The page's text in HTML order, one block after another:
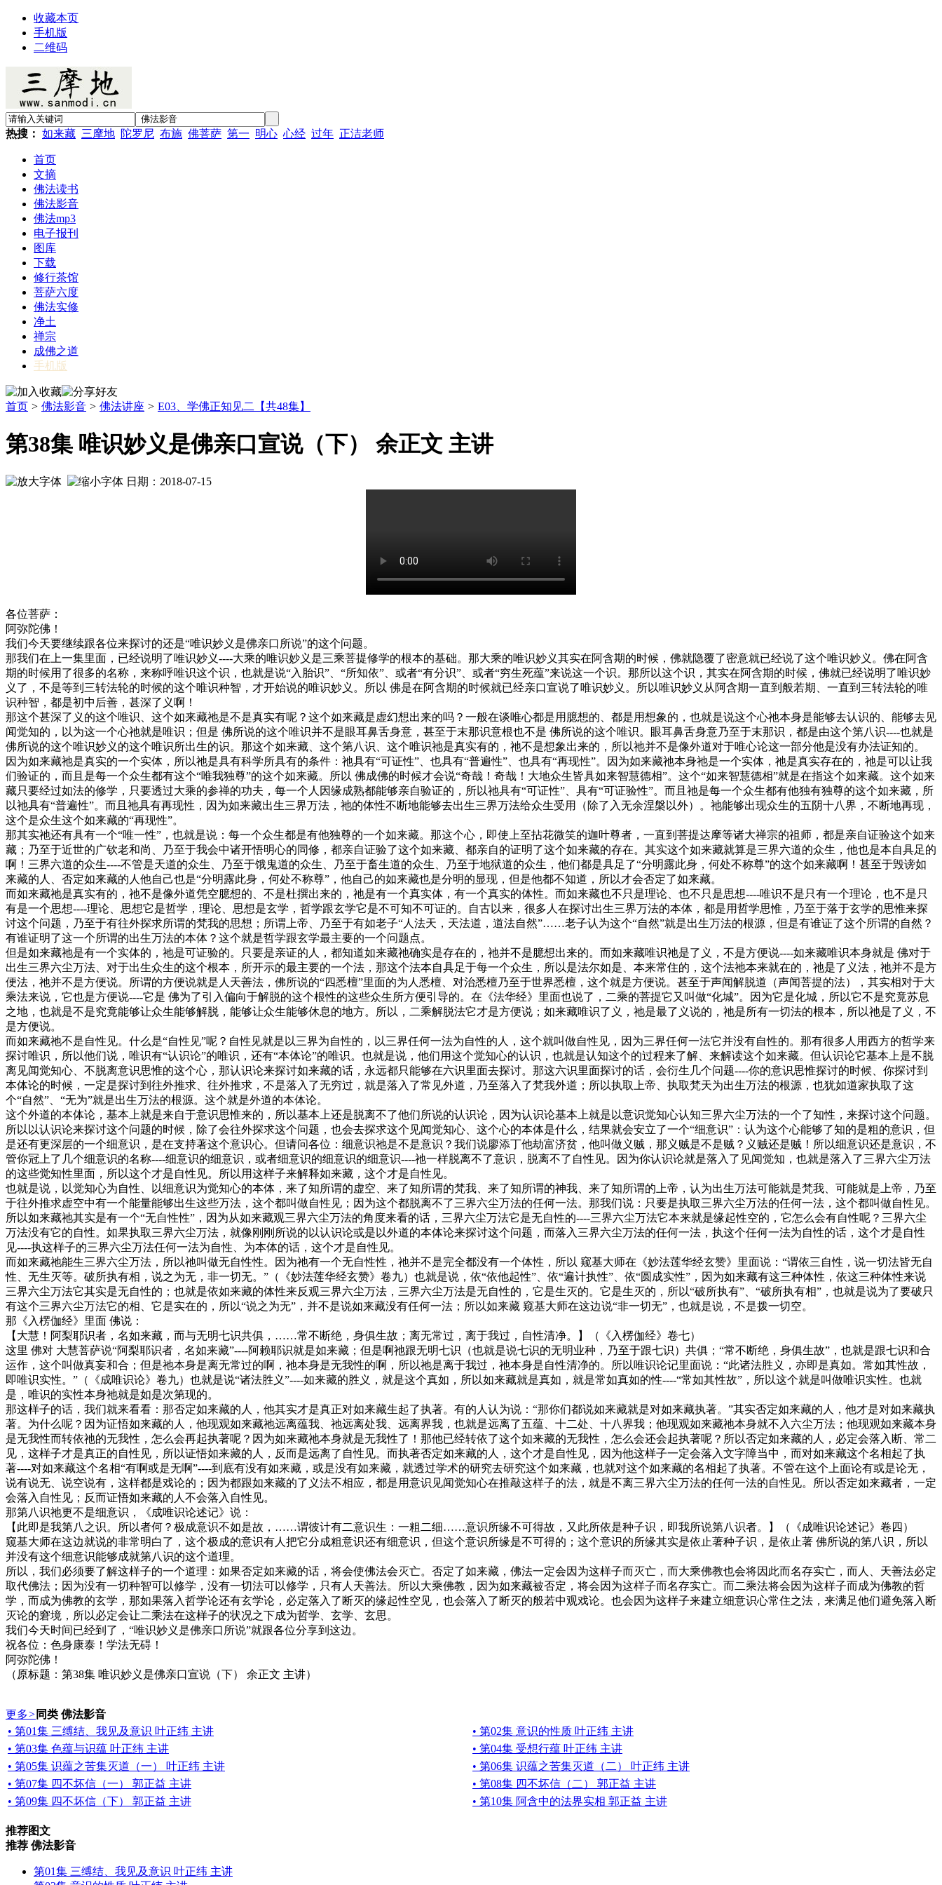
收藏本页
手机版
二维码
热搜： 如来藏 三摩地 陀罗尼 布施 佛菩萨 第一 明心 心经 过年 正洁老师
首页
文摘
佛法读书
佛法影音
佛法mp3
电子报刊
图库
下载
修行茶馆
菩萨六度
佛法实修
净土
禅宗
成佛之道
手机版
首页 > 佛法影音 > 佛法讲座 > E03、学佛正知见二【共48集】
第38集 唯识妙义是佛亲口宣说（下） 余正文 主讲
日期：2018-07-15
各位菩萨：
阿弥陀佛！
我们今天要继续跟各位来探讨的还是“唯识妙义是佛亲口所说”的这个问题。
那我们在上一集里面，已经说明了唯识妙义----大乘的唯识妙义是三乘菩提修学的根本的基础。那大乘的唯识妙义其实在阿含期的时候，佛就隐覆了密意就已经说了这个唯识妙义。佛在阿含
期的时候用了很多的名称，来称呼唯识这个识，也就是说“入胎识”、“所知依”、或者“有分识”、或者“穷生死蕴”来说这一个识。那所以这个识，其实在阿含期的时候，佛就已经说明了唯识妙
义了，不是等到三转法轮的时候的这个唯识种智，才开始说的唯识妙义。所以 佛是在阿含期的时候就已经亲口宣说了唯识妙义。所以唯识妙义从阿含期一直到般若期、一直到三转法轮的唯
识种智，都是初中后善，甚深了义啊！
那这个甚深了义的这个唯识、这个如来藏祂是不是真实有呢？这个如来藏是虚幻想出来的吗？一般在谈唯心都是用臆想的、都是用想象的，也就是说这个心祂本身是能够去认识的、能够去见
闻觉知的，以为这一个心祂就是唯识；但是 佛所说的这个唯识并不是眼耳鼻舌身意，甚至于末那识意根也不是 佛所说的这个唯识。眼耳鼻舌身意乃至于末那识，都是由这个第八识----也就是
佛所说的这个唯识妙义的这个唯识所出生的识。那这个如来藏、这个第八识、这个唯识祂是真实有的，祂不是想象出来的，所以祂并不是像外道对于唯心论这一部分他是没有办法证知的。
因为如来藏祂是真实的一个实体，所以祂是具有科学所具有的条件：祂具有“可证性”、也具有“普遍性”、也具有“再现性”。因为如来藏祂本身祂是一个实体，祂是真实存在的，祂是可以让我
们验证的，而且是每一个众生都有这个“唯我独尊”的这个如来藏。所以 佛成佛的时候才会说“奇哉！奇哉！大地众生皆具如来智慧德相”。这个“如来智慧德相”就是在指这个如来藏。这个如来
藏只要经过如法的修学，只要透过大乘的参禅的功夫，每一个人因缘成熟都能够亲自验证的，所以祂具有“可证性”、具有“可证验性”。而且祂是每一个众生都有他独有独尊的这个如来藏，所
以祂具有“普遍性”。而且祂具有再现性，因为如来藏出生三界万法，祂的体性不断地能够去出生三界万法给众生受用（除了入无余涅槃以外）。祂能够出现众生的五阴十八界，不断地再现，
这个是众生这个如来藏的“再现性”。
那其实祂还有具有一个“唯一性”，也就是说：每一个众生都是有他独尊的一个如来藏。那这个心，即使上至拈花微笑的迦叶尊者，一直到菩提达摩等诸大禅宗的祖师，都是亲自证验这个如来
藏；乃至于近世的广钦老和尚、乃至于我会中诸开悟明心的同修，都亲自证验了这个如来藏、都亲自的证明了这个如来藏的存在。其实这个如来藏就算是三界六道的众生，他也是本自具足的
啊！三界六道的众生----不管是天道的众生、乃至于饿鬼道的众生、乃至于畜生道的众生、乃至于地狱道的众生，他们都是具足了“分明露此身，何处不称尊”的这个如来藏啊！甚至于毁谤如
来藏的人、否定如来藏的人他自己也是“分明露此身，何处不称尊”，他自己的如来藏也是分明的显现，但是他都不知道，所以才会否定了如来藏。
而如来藏祂是真实有的，祂不是像外道凭空臆想的、不是杜撰出来的，祂是有一个真实体，有一个真实的体性。而如来藏也不只是理论、也不只是思想----唯识不是只有一个理论，也不是只
有是一个思想----理论、思想它是哲学，理论、思想是玄学，哲学跟玄学它是不可知不可证的。自古以来，很多人在探讨出生三界万法的本体，都是用哲学思惟，乃至于落于玄学的思惟来探
讨这个问题，乃至于有往外探求所谓的梵我的思想；所谓上帝、乃至于有如老子“人法天，天法道，道法自然”……老子认为这个“自然”就是出生万法的根源，但是有谁证了这个所谓的自然？
有谁证明了这一个所谓的出生万法的本体？这个就是哲学跟玄学最主要的一个问题点。
但是如来藏祂是有一个实体的，祂是可证验的。只要是亲证的人，都知道如来藏祂确实是存在的，祂并不是臆想出来的。而如来藏唯识祂是了义，不是方便说----如来藏唯识本身就是 佛对于
出生三界六尘万法、对于出生众生的这个根本，所开示的最主要的一个法，那这个法本自具足于每一个众生，所以是法尔如是、本来常住的，这个法祂本来就在的，祂是了义法，祂并不是方
便法，祂并不是方便说。所谓的方便说就是人天善法，佛所说的“四悉檀”里面的为人悉檀、对治悉檀乃至于世界悉檀，这个就是方便说。甚至于声闻解脱道（声闻菩提的法），其实相对于大
乘法来说，它也是方便说----它是 佛为了引入偏向于解脱的这个根性的这些众生所方便引导的。在《法华经》里面也说了，二乘的菩提它又叫做“化城”。因为它是化城，所以它不是究竟苏息
之地，也就是不是究竟能够让众生能够解脱，能够让众生能够休息的地方。所以，二乘解脱法它才是方便说；如来藏唯识了义，祂是最了义说的，祂是所有一切法的根本，所以祂是了义，不
是方便说。
而如来藏祂不是自性见。什么是“自性见”呢？自性见就是以三界为自性的，以三界任何一法为自性的人，这个就叫做自性见，因为三界任何一法它并没有自性的。那有很多人用西方的哲学来
探讨唯识，所以他们说，唯识有“认识论”的唯识，还有“本体论”的唯识。也就是说，他们用这个觉知心的认识，也就是认知这个的过程来了解、来解读这个如来藏。但认识论它基本上是不脱
离见闻觉知心、不脱离意识思惟的这个心，那认识论来探讨如来藏的话，永远都只能够在六识里面去探讨。那这六识里面探讨的话，会衍生几个问题----你的意识思惟探讨的时候、你探讨到
本体论的时候，一定是探讨到往外推求、往外推求，不是落入了无穷过，就是落入了常见外道，乃至落入了梵我外道；所以执取上帝、执取梵天为出生万法的根源，也犹如道家执取了这
个“自然”、“无为”就是出生万法的根源。这个就是外道的本体论。
这个外道的本体论，基本上就是来自于意识思惟来的，所以基本上还是脱离不了他们所说的认识论，因为认识论基本上就是以意识觉知心认知三界六尘万法的一个了知性，来探讨这个问题。
所以以认识论来探讨这个问题的时候，除了会往外探求这个问题，也会去探求这个见闻觉知心、这个心的本体是什么，结果就会安立了一个“细意识”：认为这个心能够了知的是粗的意识，但
是还有更深层的一个细意识，是在支持著这个意识心。但请问各位：细意识祂是不是意识？我们说廖添丁他劫富济贫，他叫做义贼，那义贼是不是贼？义贼还是贼！所以细意识还是意识，不
管你冠上了几个细意识的名称----细意识的细意识，或者细意识的细意识的细意识----祂一样脱离不了意识，脱离不了自性见。因为你认识论就是落入了见闻觉知，也就是落入了三界六尘万法
的这些觉知性里面，所以这个才是自性见。所以用这样子来解释如来藏，这个才是自性见。
也就是说，以觉知心为自性、以细意识为觉知心的本体，来了知所谓的虚空、来了知所谓的梵我、来了知所谓的神我、来了知所谓的上帝，认为出生万法可能就是梵我、可能就是上帝，乃至
于往外推求虚空中有一个能量能够出生这些万法，这个都叫做自性见；因为这个都脱离不了三界六尘万法的任何一法。那我们说：只要是执取三界六尘万法的任何一法，这个都叫做自性见。
所以如来藏祂其实是有一个“无自性性”，因为从如来藏观三界六尘万法的角度来看的话，三界六尘万法它是无自性的----三界六尘万法它本来就是缘起性空的，它怎么会有自性呢？三界六尘
万法没有它的自性。如果执取三界六尘万法，就像刚刚所说的以认识论或是以外道的本体论来探讨这个问题，而落入三界六尘万法的任何一法，执这个任何一法为自性的话，这个才是自性
见----执这样子的三界六尘万法任何一法为自性、为本体的话，这个才是自性见。
而如来藏祂能生三界六尘万法，所以祂叫做无自性性。因为祂有一个无自性性，祂并不是完全都没有一个体性，所以 窥基大师在《妙法莲华经玄赞》里面说：“谓依三自性，说一切法皆无自
性、无生灭等。破所执有相，说之为无，非一切无。”（《妙法莲华经玄赞》卷九）也就是说，依“依他起性”、依“遍计执性”、依“圆成实性”，因为如来藏有这三种体性，依这三种体性来说
三界六尘万法它其实是无自性的；也就是依如来藏的体性来反观三界六尘万法，三界六尘万法是无自性的，它是生灭的。它是生灭的，所以“破所执有”、“破所执有相”，也就是说为了要破只
有这个三界六尘万法它的相、它是实在的，所以“说之为无”，并不是说如来藏没有任何一法；所以如来藏 窥基大师在这边说“非一切无”，也就是说，不是拨一切空。
那《入楞伽经》里面 佛说：
【大慧！阿梨耶识者，名如来藏，而与无明七识共俱，……常不断绝，身俱生故；离无常过，离于我过，自性清净。】（《入楞伽经》卷七）
这里 佛对 大慧菩萨说“阿梨耶识者，名如来藏”----阿赖耶识就是如来藏；但是啊祂跟无明七识（也就是说七识的无明业种，乃至于跟七识）共俱；“常不断绝，身俱生故”，也就是跟七识和合
运作，这个叫做真妄和合；但是祂本身是离无常过的啊，祂本身是无我性的啊，所以祂是离于我过，祂本身是自性清净的。所以唯识论记里面说：“此诸法胜义，亦即是真如。常如其性故，
即唯识实性。”（《成唯识论》卷九）也就是说“诸法胜义”----如来藏的胜义，就是这个真如，所以如来藏就是真如，就是常如真如的性----“常如其性故”，所以这个就是叫做唯识实性。也就
是，唯识的实性本身祂就是如是次第现的。
那这样子的话，我们就来看看：那否定如来藏的人，他其实才是真正对如来藏生起了执著。有的人认为说：“那你们都说如来藏就是对如来藏执著。”其实否定如来藏的人，他才是对如来藏执
著。为什么呢？因为证悟如来藏的人，他现观如来藏祂远离蕴我、祂远离处我、远离界我，也就是远离了五蕴、十二处、十八界我；他现观如来藏祂本身就不入六尘万法；他现观如来藏本身
是无我性而转依祂的无我性，怎么会再起执著呢？因为如来藏祂本身就是无我性了！那他已经转依了这个如来藏的无我性，怎么会还会起执著呢？所以否定如来藏的人，必定会落入断、常二
见，这样子才是真正的自性见，所以证悟如来藏的人，反而是远离了自性见。而执著否定如来藏的人，这个才是自性见，因为他这样子一定会落入文字障当中，而对如来藏这个名相起了执
著----对如来藏这个名相“有啊或是无啊”----到底有没有如来藏，或是没有如来藏，就透过学术的研究去研究这个如来藏，也就对这个如来藏的名相起了执著。不管在这个上面论有或是论无，
说有说无、说空说有，这样都是戏论的；因为都跟如来藏的了义法不相应，都是用意识见闻觉知心在推敲这样子的法，就是不离三界六尘万法的任何一法的自性见。所以否定如来藏者，一定
会落入自性见；反而证悟如来藏的人不会落入自性见。
那第八识祂更不是细意识，《成唯识论述记》说：
【此即是我第八之识。所以者何？极成意识不如是故，……谓彼计有二意识生：一粗二细……意识所缘不可得故，又此所依是种子识，即我所说第八识者。】（《成唯识论述记》卷四）
窥基大师在这边就说的非常明白了，这个极成的意识有人把它分成粗意识还有细意识，但这个意识所缘是不可得的；这个意识的所缘其实是依止著种子识，是依止著 佛所说的第八识，所以
并没有这个细意识能够成就第八识的这个道理。
所以，我们必须要了解这样子的一个道理：如果否定如来藏的话，将会使佛法会灭亡。否定了如来藏，佛法一定会因为这样子而灭亡，而大乘佛教也会将因此而名存实亡，而人、天善法必定
取代佛法；因为没有一切种智可以修学，没有一切法可以修学，只有人天善法。所以大乘佛教，因为如来藏被否定，将会因为这样子而名存实亡。而二乘法将会因为这样子而成为佛教的哲
学，而成为佛教的玄学，那如果落入哲学论还有玄学论，必定落入了断灭的缘起性空见，也会落入了断灭的般若中观戏论。也会因为这样子来建立细意识心常住之法，来满足他们避免落入断
灭论的窘境，所以必定会让二乘法在这样子的状况之下成为哲学、玄学、玄思。
我们今天时间已经到了，“唯识妙义是佛亲口所说”就跟各位分享到这边。
祝各位：色身康泰！学法无碍！
阿弥陀佛！
（原标题：第38集 唯识妙义是佛亲口宣说（下） 余正文 主讲）
更多> 同类 佛法影音
• 第01集 三缚结、我见及意识 叶正纬 主讲
• 第02集 意识的性质 叶正纬 主讲
• 第03集 色蕴与识蕴 叶正纬 主讲
• 第04集 受想行蕴 叶正纬 主讲
• 第05集 识蕴之苦集灭道（一） 叶正纬 主讲
• 第06集 识蕴之苦集灭道（二） 叶正纬 主讲
• 第07集 四不坏信（一） 郭正益 主讲
• 第08集 四不坏信（二） 郭正益 主讲
• 第09集 四不坏信（下） 郭正益 主讲
• 第10集 阿含中的法界实相 郭正益 主讲
推荐图文
推荐 佛法影音
第01集 三缚结、我见及意识 叶正纬 主讲